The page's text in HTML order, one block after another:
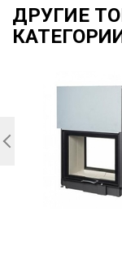
ДРУГИЕ